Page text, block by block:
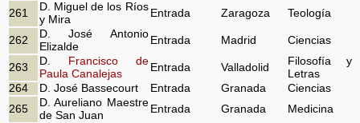
261
D. Miguel de los Ríos
y Mira
Entrada Zaragoza Teología
262
D. José Antonio
Elizalde
Entrada Madrid Ciencias
263
D.
Francisco de
Paula Canalejas
Entrada Valladolid
Filosofía y
Letras
264
D. José Bassecourt Entrada Granada
Ciencias
265
D. Aureliano Maestre
de San Juan
Entrada Granada Medicina